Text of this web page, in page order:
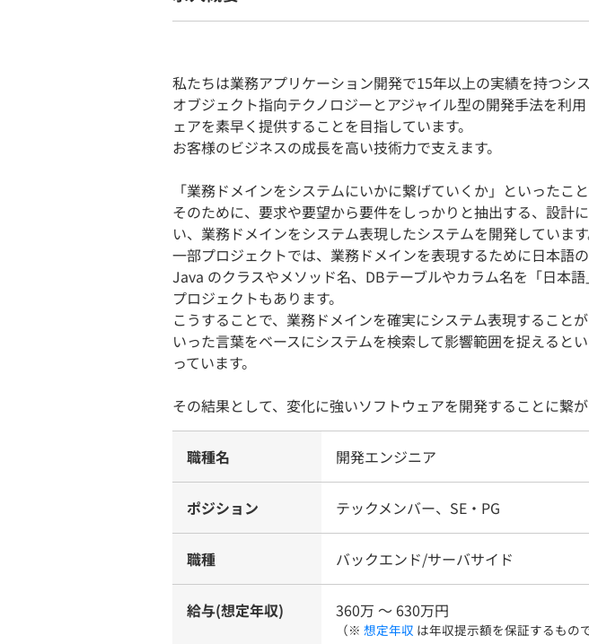
私たちは業務アプリケーション開発で15年以上の実績を持つシ
オブジェクト指向テクノロジーとアジャイル型の開発手法を利
ェアを素早く提供することを目指しています。
お客様のビジネスの成長を高い技術力で支えます。
「業務ドメインをシステムにいかに繋げていくか」といったこ
そのために、要求や要望から要件をしっかりと抽出する、設計
い、業務ドメインをシステム表現したシステムを開発しています
一部プロジェクトでは、業務ドメインを表現するために日本語
Java のクラスやメソッド名、DBテーブルやカラム名を「日本
プロジェクトもあります。
こうすることで、業務ドメインを確実にシステム表現すること
いった言葉をベースにシステムを検索して影響範囲を捉えると
っています。
その結果として、変化に強いソフトウェアを開発することに繋が
職種名 開発エンジニア
ポジション テックメンバー、SE・PG
職種 バックエンド/サーバサイド
給与(想定年収) 360万 〜 630万円
（※ 想定年収 は年収提示額を保証するもの